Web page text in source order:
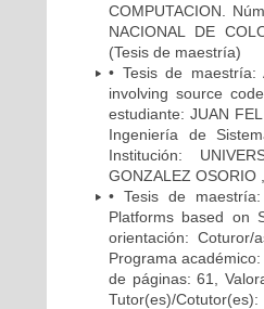
COMPUTACION.
NACIONAL DE
(Tesis de maestría)
• Tesis de
involving source
estudiante: JUAN
Ingeniería de
Institución:
GONZALEZ OSORIO
• Tesis de
Platforms based on
orientación: Coturor/
Programa
de páginas: 61,
Tutor(es)/Cotutor(es):